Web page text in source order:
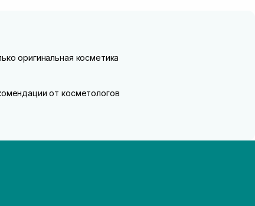
оригинальная косметика
от косметологов